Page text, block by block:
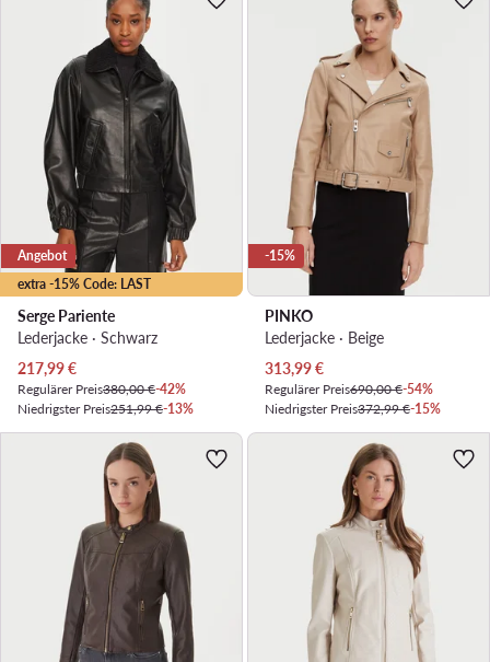
extra -15% Code: LAST
Angebot
Serge Pariente
Lederjacke · Schwarz
Aktueller Preis
217,99€
Regulärer Preis380,00 €-42%
Niedrigster Preis251,99 €-13%
-15%
PINKO
Lederjacke · Beige
Aktueller Preis
313,99€
Regulärer Preis690,00 €-54%
Niedrigster Preis372,99 €-15%